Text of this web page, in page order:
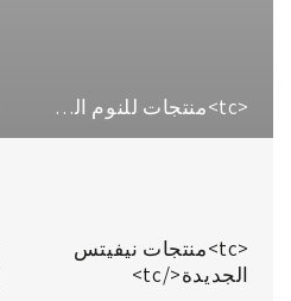
<tc>منتجات للنوم الجيد</tc>
<tc>منتجات نيفيتس
الجديدة</tc>